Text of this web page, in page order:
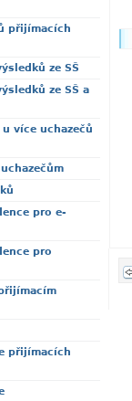
přijímacích
ze SŠ
ze SŠ a
více uchazečů
pro e-
pro
přijímacích